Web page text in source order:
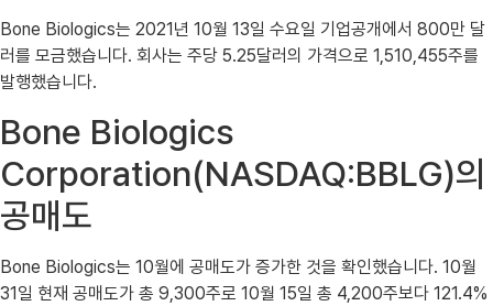
Bone Biologics는 2021년 10월 13일 수요일 기업공개에서 800만 달
러를 모금했습니다. 회사는 주당 5.25달러의 가격으로 1,510,455주를
발행했습니다.
Bone Biologics
Corporation(NASDAQ:BBLG)의
공매도
Bone Biologics는 10월에 공매도가 증가한 것을 확인했습니다. 10월
31일 현재 공매도가 총 9,300주로 10월 15일 총 4,200주보다 121.4%